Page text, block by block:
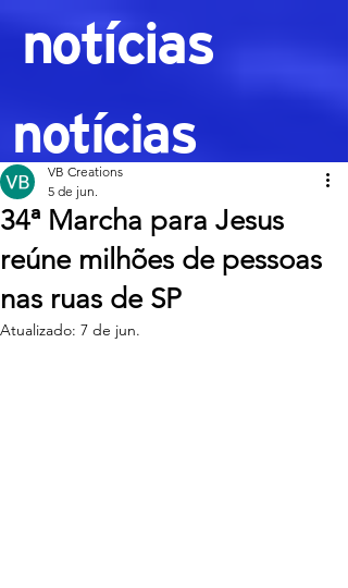
notícias
34ª Marcha para Jesus
reúne milhões de pessoas
nas ruas de SP
VB Creations
5 de jun.
Atualizado: 7 de jun.
notícias